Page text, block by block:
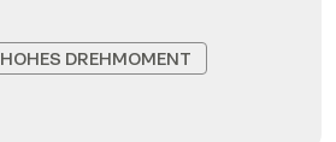
HOHES DREHMOMENT